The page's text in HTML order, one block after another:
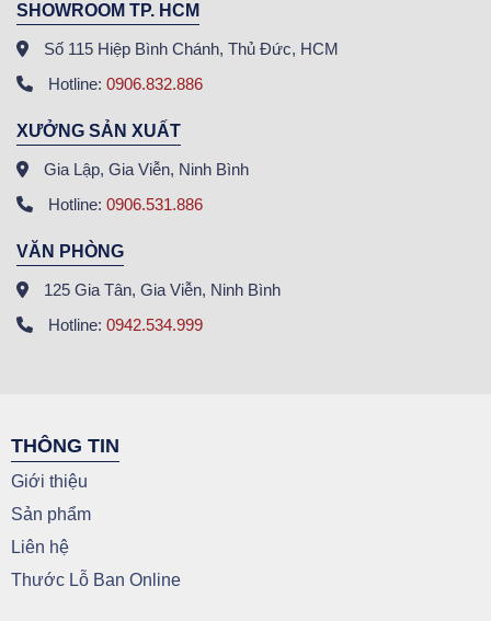
SHOWROOM TP. HCM
Số 115 Hiệp Bình Chánh, Thủ Đức, HCM
Hotline: 0906.832.886
XƯỞNG SẢN XUẤT
Gia Lập, Gia Viễn, Ninh Bình
Hotline: 0906.531.886
VĂN PHÒNG
125 Gia Tân, Gia Viễn, Ninh Bình
Hotline: 0942.534.999
THÔNG TIN
Giới thiệu
Sản phẩm
Liên hệ
Thước Lỗ Ban Online